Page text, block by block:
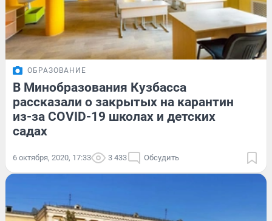
ОБРАЗОВАНИЕ
В Минобразования Кузбасса
рассказали о закрытых на карантин
из-за COVID-19 школах и детских
садах
6 октября, 2020, 17:33 3 433 Обсудить